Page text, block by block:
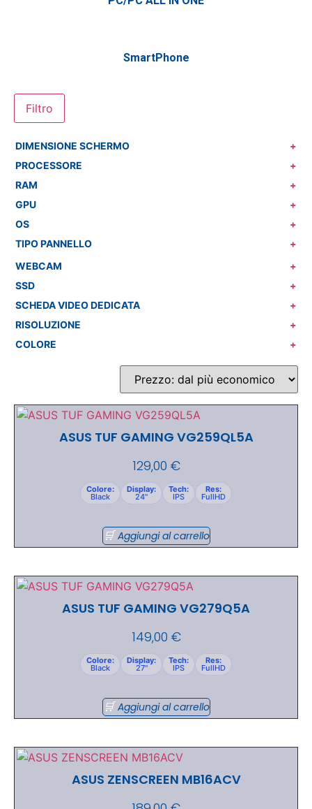
SmartPhone
Filtro
DIMENSIONE SCHERMO
+
PROCESSORE
+
RAM
+
GPU
+
OS
+
TIPO PANNELLO
+
WEBCAM
+
SSD
+
SCHEDA VIDEO DEDICATA
+
RISOLUZIONE
+
COLORE
+
ASUS TUF GAMING VG259QL5A
129,00 €
Colore:
Black
Display:
24"
Tech:
IPS
Res:
FullHD
Aggiungi al carrello
ASUS TUF GAMING VG279Q5A
149,00 €
Colore:
Black
Display:
27"
Tech:
IPS
Res:
FullHD
Aggiungi al carrello
ASUS ZENSCREEN MB16ACV